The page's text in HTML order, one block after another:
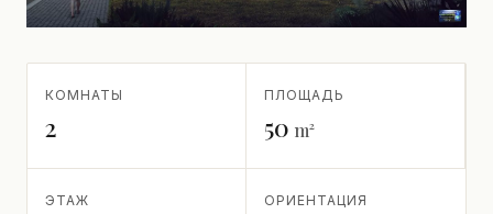
КОМНАТЫ
2
ПЛОЩАДЬ
50 m²
ЭТАЖ ОРИЕНТАЦИЯ